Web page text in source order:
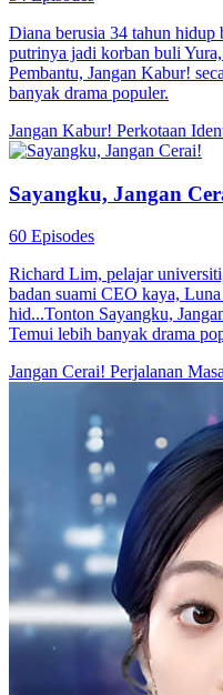
Diana berusia 34 tahun hidup
putrinya jadi korban buli
Pembantu, Jangan Kabur!
banyak drama populer.
Jangan Kabur! Perkotaan
Sayangku, Jangan
60 Episodes
Richard Lim, pelajar
badan suami CEO kaya,
hid...Tonton Sayangku,
Temui lebih banyak drama
Jangan Cerai! Perjalanan